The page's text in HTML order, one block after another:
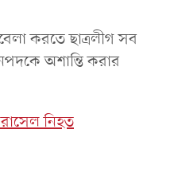
করতে ছাত্রলীগ সব
অশান্তি করার
নিহত